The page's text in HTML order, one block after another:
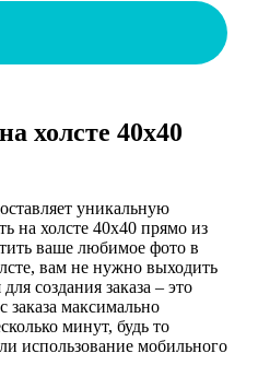
холсте 40х40
уникальную
на холсте 40х40 прямо из
ваше любимое фото в
вам не нужно выходить
создания заказа – это
заказа максимально
минут, будь то
использование мобильного